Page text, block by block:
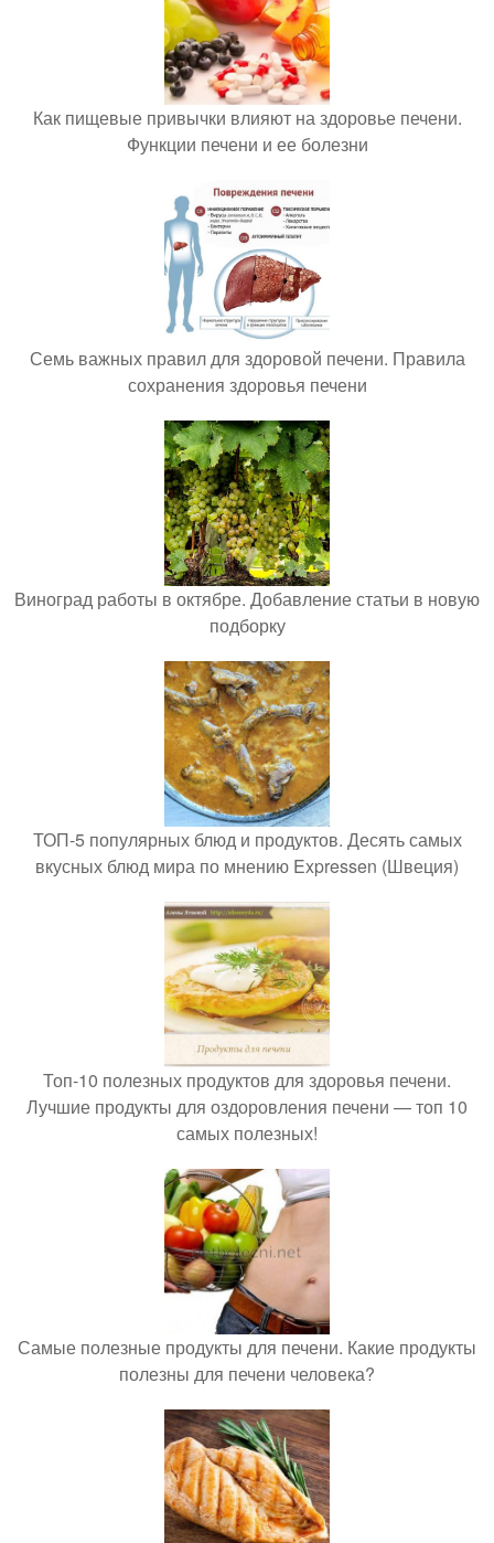
Как пищевые привычки влияют на здоровье печени.
Функции печени и ее болезни
Семь важных правил для здоровой печени. Правила
сохранения здоровья печени
Виноград работы в октябре. Добавление статьи в новую
подборку
ТОП-5 популярных блюд и продуктов. Десять самых
вкусных блюд мира по мнению Expressen (Швеция)
Топ-10 полезных продуктов для здоровья печени.
Лучшие продукты для оздоровления печени — топ 10
самых полезных!
Самые полезные продукты для печени. Какие продукты
полезны для печени человека?